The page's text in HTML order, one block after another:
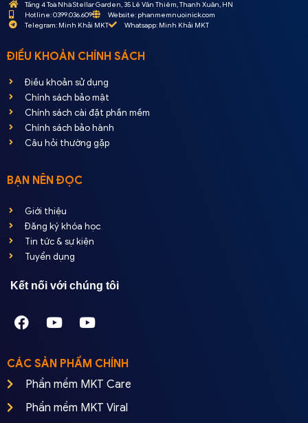
Tầng 4 Toà Nhà Stellar Garden, 35 Lê Văn Thiêm, Thanh Xuân, HN
Hotline: 0399.036.609
Website: phanmemnuoinick.com
Telegram: Minh Khải MKT
Whatsapp: Minh Khải MKT
ĐIỀU KHOẢN CHÍNH SÁCH
Điều khoản sử dụng
Chính sách bảo mật
Chính sách cài đặt phần mềm
Chính sách bảo hành
Câu hỏi thường gặp
BẠN NÊN ĐỌC
Giới thiệu
Đăng ký khóa học
Tin tức & sự kiện
Tuyển dụng
Kết nối với chúng tôi
CÁC SẢN PHẨM CHÍNH
Phần mềm MKT Care
Phần mềm MKT Viral